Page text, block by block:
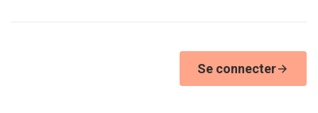
Se connecter